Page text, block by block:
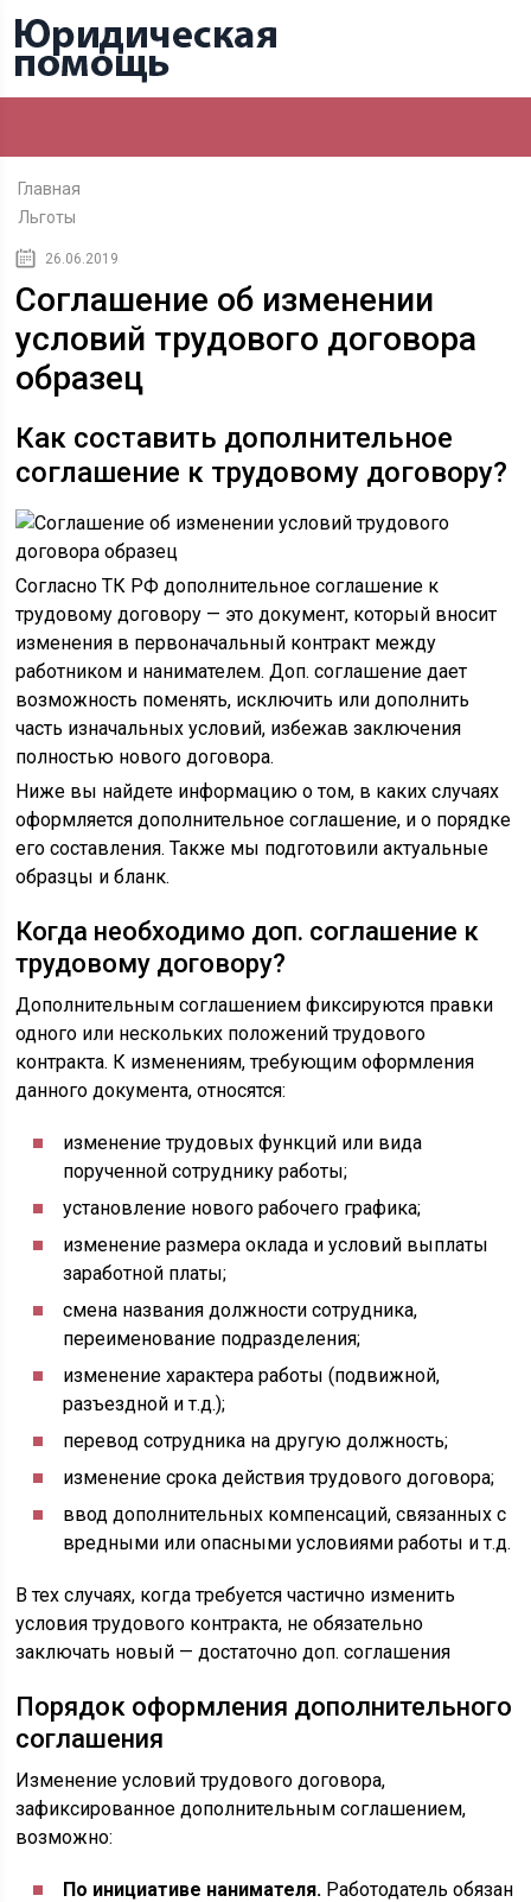
Главная
Льготы
26.06.2019
Соглашение об изменении
условий трудового договора
образец
Как составить дополнительное
соглашение к трудовому договору?
Согласно ТК РФ дополнительное соглашение к
трудовому договору — это документ, который вносит
изменения в первоначальный контракт между
работником и нанимателем. Доп. соглашение дает
возможность поменять, исключить или дополнить
часть изначальных условий, избежав заключения
полностью нового договора.
Ниже вы найдете информацию о том, в каких случаях
оформляется дополнительное соглашение, и о порядке
его составления. Также мы подготовили актуальные
образцы и бланк.
Когда необходимо доп. соглашение к
трудовому договору?
Дополнительным соглашением фиксируются правки
одного или нескольких положений трудового
контракта. К изменениям, требующим оформления
данного документа, относятся:
изменение трудовых функций или вида
порученной сотруднику работы;
установление нового рабочего графика;
изменение размера оклада и условий выплаты
заработной платы;
смена названия должности сотрудника,
переименование подразделения;
изменение характера работы (подвижной,
разъездной и т.д.);
перевод сотрудника на другую должность;
изменение срока действия трудового договора;
ввод дополнительных компенсаций, связанных с
вредными или опасными условиями работы и т.д.
В тех случаях, когда требуется частично изменить
условия трудового контракта, не обязательно
заключать новый — достаточно доп. соглашения
Порядок оформления дополнительного
соглашения
Изменение условий трудового договора,
зафиксированное дополнительным соглашением,
возможно:
По инициативе нанимателя. Работодатель обязан